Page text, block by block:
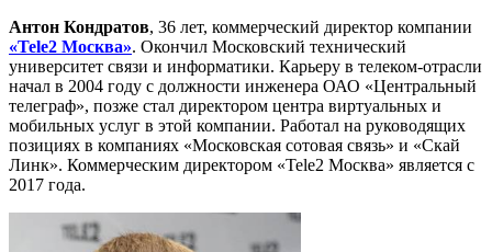
Антон Кондратов, 36 лет, коммерческий директор компании
«Tele2 Москва». Окончил Московский технический
университет связи и информатики. Карьеру в телеком-отрасли
начал в 2004 году с должности инженера ОАО «Центральный
телеграф», позже стал директором центра виртуальных и
мобильных услуг в этой компании. Работал на руководящих
позициях в компаниях «Московская сотовая связь» и «Скай
Линк». Коммерческим директором «Tele2 Москва» является с
2017 года.